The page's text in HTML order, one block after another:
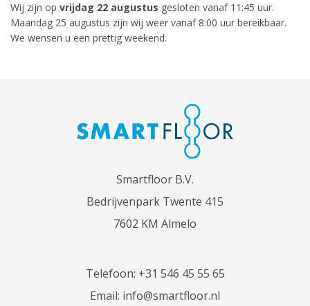
Wij zijn op vrijdag 22 augustus gesloten vanaf 11:45 uur.
Maandag 25 augustus zijn wij weer vanaf 8:00 uur bereikbaar.
We wensen u een prettig weekend.
Smartfloor B.V.
Bedrijvenpark Twente 415
7602 KM Almelo
Telefoon: +31 546 45 55 65
Email: info@smartfloor.nl